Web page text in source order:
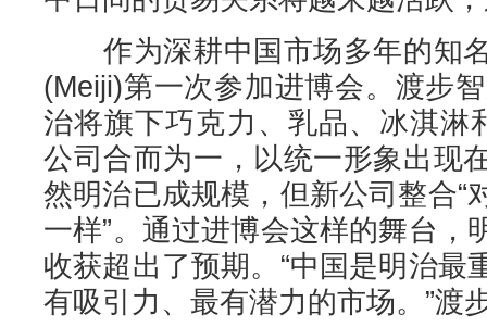
作为深耕中国市场多年的知
(Meiji)第一次参加进博会。渡步
治将旗下巧克力、乳品、冰淇淋
公司合而为一，以统一形象出现
然明治已成规模，但新公司整合“
一样”。通过进博会这样的舞台，
收获超出了预期。“中国是明治最
有吸引力、最有潜力的市场。”渡